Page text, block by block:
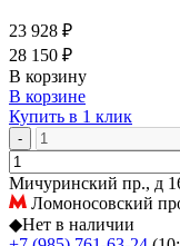
23 928 ₽
28 150 ₽
В корзину
В корзине
Купить в 1 клик
-
Мичуринский пр., д
Ломоносовский
◆Нет в наличии